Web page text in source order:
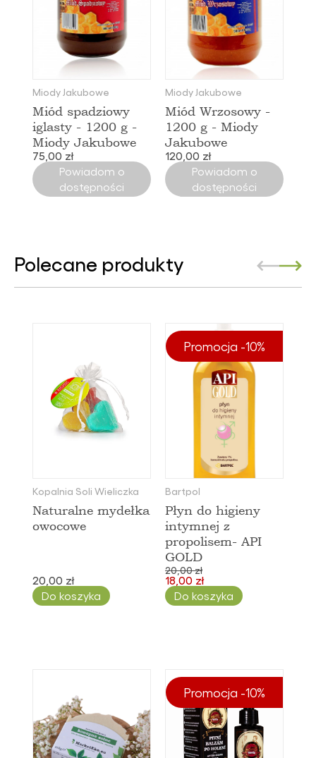
Miody Jakubowe
Miód spadziowy
iglasty - 1200 g -
Miody Jakubowe
75,00 zł
Powiadom o
dostępności
Miody Jakubowe
Miód Wrzosowy -
1200 g - Miody
Jakubowe
120,00 zł
Powiadom o
dostępności
Polecane produkty
Kopalnia Soli Wieliczka
Naturalne mydełka
owocowe
20,00 zł
Do koszyka
Promocja -10%
Bartpol
Płyn do higieny
intymnej z
propolisem- API
GOLD
20,00 zł
18,00 zł
Do koszyka
Promocja -10%